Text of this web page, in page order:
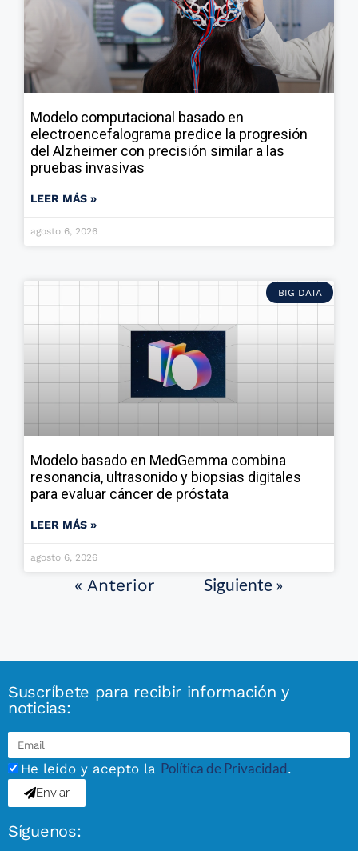
Modelo computacional basado en
electroencefalograma predice la progresión
del Alzheimer con precisión similar a las
pruebas invasivas
LEER MÁS »
agosto 6, 2026
BIG DATA
Modelo basado en MedGemma combina
resonancia, ultrasonido y biopsias digitales
para evaluar cáncer de próstata
LEER MÁS »
agosto 6, 2026
« Anterior Siguiente »
Suscríbete para recibir información y
noticias:
He leído y acepto la Política de Privacidad.
Enviar
Síguenos: